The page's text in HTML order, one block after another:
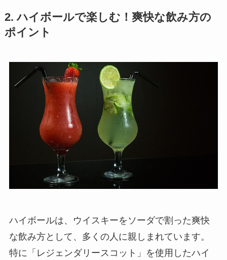
2. ハイボールで楽しむ！爽快な飲み方の
ポイント
ハイボールは、ウイスキーをソーダで割った爽快
な飲み方として、多くの人に親しまれています。
特に「レジェンダリースコット」を使用したハイ